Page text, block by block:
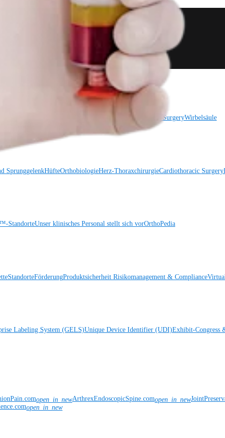
Cardiothoracic SurgeryWirbelsäule
SprunggelenkHüfteOrthobiologieHerz-ThoraxchirurgieCardiothoracic Surgery
StandorteUnser klinisches Personal stellt sich vorOrthoPedia
StandorteFörderungProduktsicherheit Risikomanagement & Compliance
Labeling System (GELS)Unique Device Identifier (UDI)Exhibit-Congress
open_in_newArthrexEndoscopicSpine.comopen_in_new
open_in_new